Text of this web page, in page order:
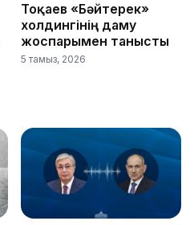
Тоқаев «Бәйтерек»
холдингінің даму
жоспарымен танысты
5 тамыз, 2026